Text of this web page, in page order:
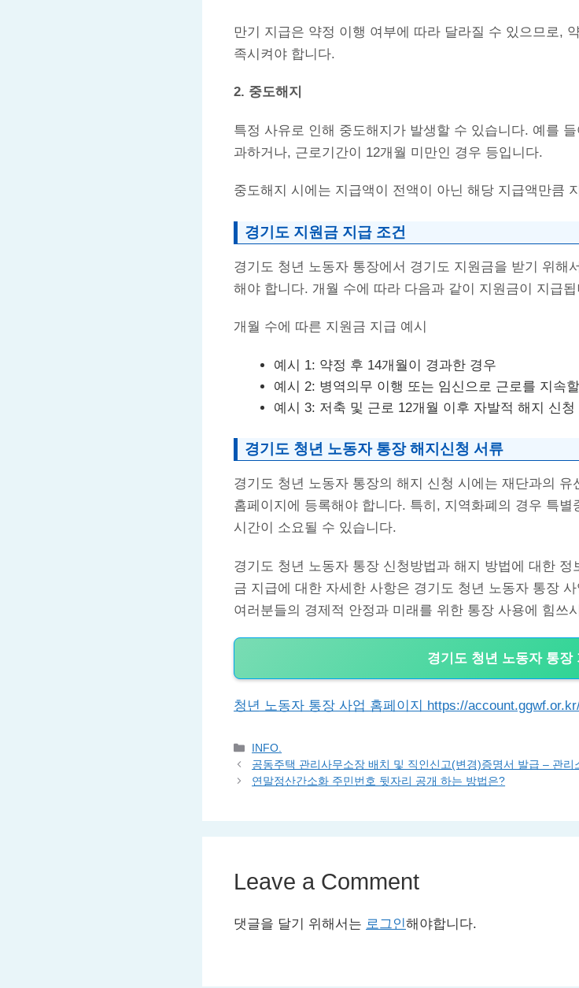
만기 지급은 약정 이행 여부에 따라 달라질 수 있으므로,
족시켜야 합니다.
2. 중도해지
특정 사유로 인해 중도해지가 발생할 수 있습니다. 예를
과하거나, 근로기간이 12개월 미만인 경우 등입니다.
중도해지 시에는 지급액이 전액이 아닌 해당 지급액만큼
경기도 지원금 지급 조건
경기도 청년 노동자 통장에서 경기도 지원금을 받기 위해
해야 합니다. 개월 수에 따라 다음과 같이 지원금이 지급됩
개월 수에 따른 지원금 지급 예시
예시 1: 약정 후 14개월이 경과한 경우
예시 2: 병역의무 이행 또는 임신으로 근로를 지속
예시 3: 저축 및 근로 12개월 이후 자발적 해지 신청
경기도 청년 노동자 통장 해지신청 서류
경기도 청년 노동자 통장의 해지 신청 시에는 재단과의
홈페이지에 등록해야 합니다. 특히, 지역화폐의 경우 특별
시간이 소요될 수 있습니다.
경기도 청년 노동자 통장 신청방법과 해지 방법에 대한
금 지급에 대한 자세한 사항은 경기도 청년 노동자 통장
여러분들의 경제적 안정과 미래를 위한 통장 사용에 힘쓰
경기도 청년 노동자 통장
청년 노동자 통장 사업 홈페이지 https://
Categories
INFO.
공동주택 관리사무소장 배치 및 직인신고(변경)증명서 발급 – 관리
연말정산간소화 주민번호 뒷자리 공개 하는 방법은?
Leave a Comment
댓글을 달기 위해서는 로그인해야합니다.